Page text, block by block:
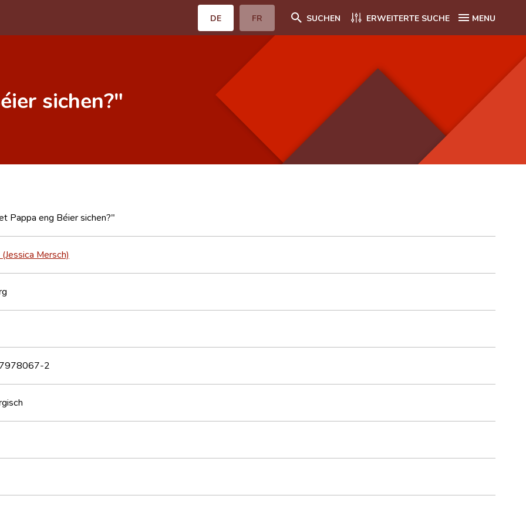
DE FR SUCHEN ERWEITERTE SUCHE MENU
sichen?"
Pappa eng Béier sichen?"
Mersch)
2